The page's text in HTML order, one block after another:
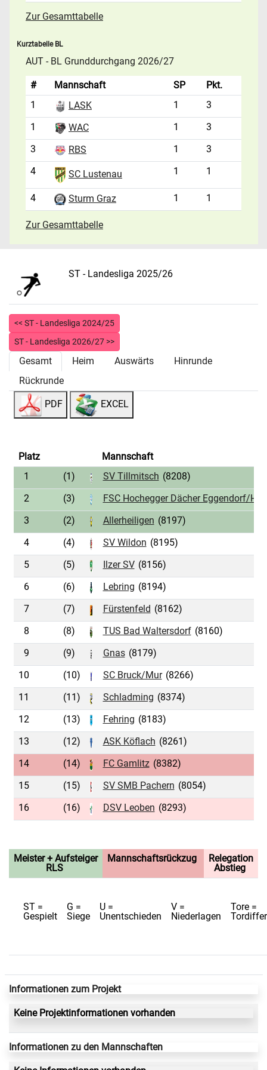
Zur Gesamttabelle
Kurztabelle BL
AUT - BL Grunddurchgang 2026/27
# Mannschaft SP
Pkt.
1
LASK 1
3
1
WAC 1
3
3
RBS 1
3
4
SC Lustenau 1 1
4 Sturm Graz 1 1
Zur Gesamttabelle
ST - Landesliga 2025/26
<< ST - Landesliga 2024/25
ST - Landesliga 2026/27 >>
Gesamt Heim Auswärts
Hinrunde
Rückrunde
PDF EXCEL
Platz
Mannschaft
1
(1) SV Tillmitsch (8208)
2
(3)
FSC Hochegger Dächer Eggendorf/
3
(2) Allerheiligen (8197)
4
(4) SV Wildon (8195)
5
(5) Ilzer SV (8156)
6
(6) Lebring (8194)
7
(7) Fürstenfeld (8162)
8
(8) TUS Bad Waltersdorf (8160)
9
(9) Gnas (8179)
10
(10) SC Bruck/Mur (8266)
11
(11) Schladming (8374)
12
(13) Fehring (8183)
13
(12) ASK Köflach (8261)
14
(14) FC Gamlitz (8382)
15
(15) SV SMB Pachern (8054)
16
(16) DSV Leoben (8293)
Meister + Aufsteiger
RLS
Mannschaftsrückzug
Relegation
Abstieg
ST =
Gespielt
G =
Siege
U =
Unentschieden
V =
Niederlagen
Tore =
Informationen zum Projekt
Keine Projektinformationen vorhanden
Informationen zu den Mannschaften